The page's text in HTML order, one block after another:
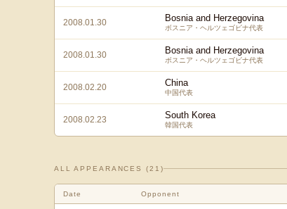
2008.01.30 Bosnia and Herzegovina
ボスニア・ヘルツェゴビナ代表
2008.01.30 Bosnia and Herzegovina
ボスニア・ヘルツェゴビナ代表
2008.02.20 China
中国代表
2008.02.23 South Korea
韓国代表
ALL APPEARANCES (21 )
Date Opponent